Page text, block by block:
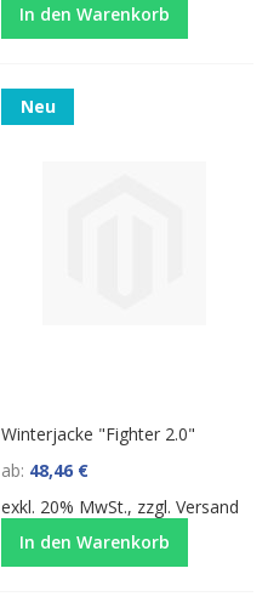
In den Warenkorb
Neu
Winterjacke "Fighter 2.0"
ab 48,46 €
exkl. 20% MwSt., zzgl.Versand
In den Warenkorb